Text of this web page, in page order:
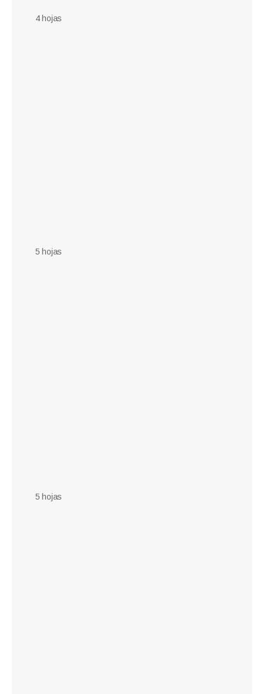
4 hojas
5 hojas
5 hojas